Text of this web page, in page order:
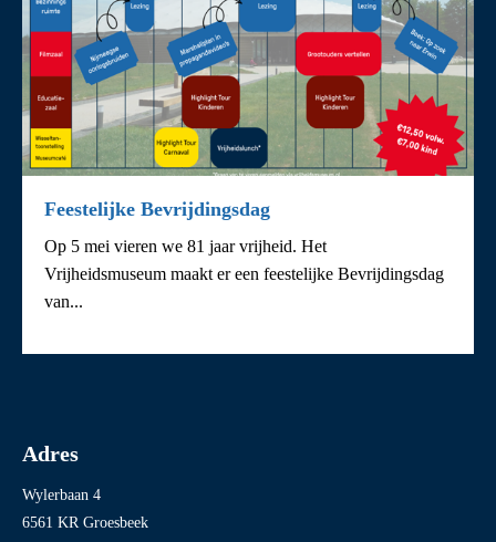
Feestelijke Bevrijdingsdag
Op 5 mei vieren we 81 jaar vrijheid. Het
Vrijheidsmuseum maakt er een feestelijke Bevrijdingsdag
van...
Adres
Wylerbaan 4
6561 KR Groesbeek